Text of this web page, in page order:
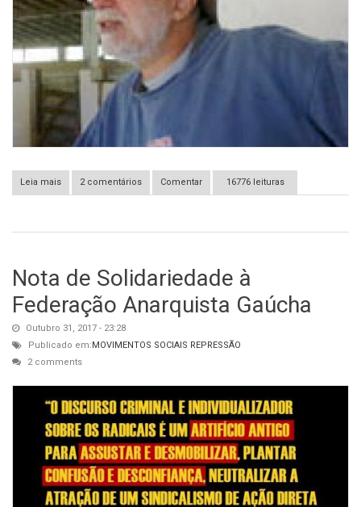
Leia mais sobre Falecimento - Raymundo Araújo Filho
2 comentários Comentar 16776 leituras
Nota de Solidariedade à
Federação Anarquista Gaúcha
Outubro 31, 2017 - 23:28
Publicado em: MOVIMENTOS SOCIAIS REPRESSÃO
2 comments